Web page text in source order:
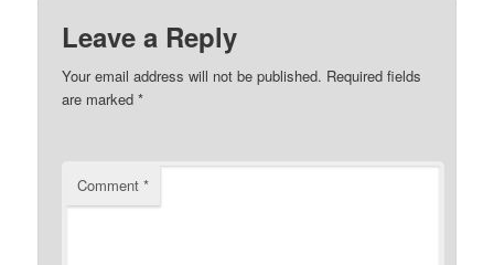
Leave a Reply
Your email address will not be published. Required fields
are marked*
Comment*